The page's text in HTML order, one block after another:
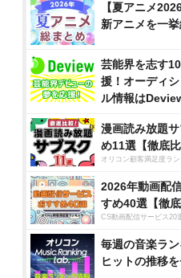
【夏アニメ
新アニメを一挙
芸能界を志す
援！オーディ
ル情報は
漫画読み放題
め11選【徹底比
オリコン顧客満足度ラ
2026年動画配
すめ40選【徹底
CS動画配信サービス20
毎週の音楽ラン
ヒットの推移を